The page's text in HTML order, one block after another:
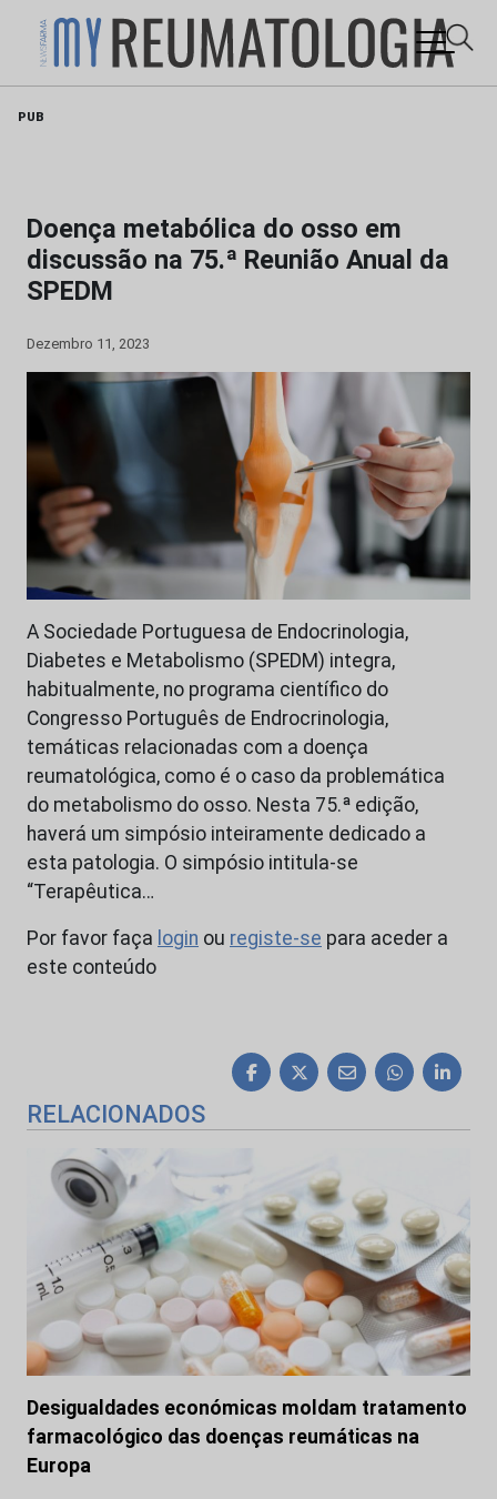
PUB
Doença metabólica do osso em
discussão na 75.ª Reunião Anual da
SPEDM
Dezembro 11, 2023
A Sociedade Portuguesa de Endocrinologia,
Diabetes e Metabolismo (SPEDM) integra,
habitualmente, no programa científico do
Congresso Português de Endrocrinologia,
temáticas relacionadas com a doença
reumatológica, como é o caso da problemática
do metabolismo do osso. Nesta 75.ª edição,
haverá um simpósio inteiramente dedicado a
esta patologia. O simpósio intitula-se
“Terapêutica…
Por favor faça login ou registe-se para aceder a
este conteúdo
RELACIONADOS
Desigualdades económicas moldam tratamento
farmacológico das doenças reumáticas na
Europa